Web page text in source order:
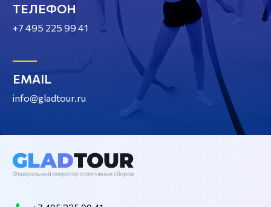
ТЕЛЕФОН
+7 495 225 99 41
EMAIL
info@gladtour.ru